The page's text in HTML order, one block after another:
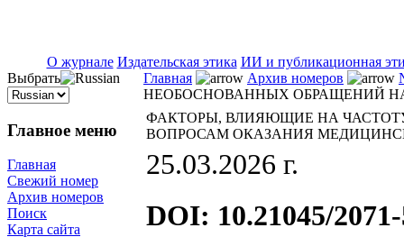
О журнале Издательская этика ИИ и публикационная
Выбрать
Главное меню
Главная
Свежий номер
Архив номеров
Поиск
Карта сайта
Главная Архив номеров
НЕОБОСНОВАННЫХ ОБРАЩЕНИЙ
ФАКТОРЫ, ВЛИЯЮЩИЕ НА
ВОПРОСАМ ОКАЗАНИЯ
25.03.2026 г.
DOI: 10.21045/